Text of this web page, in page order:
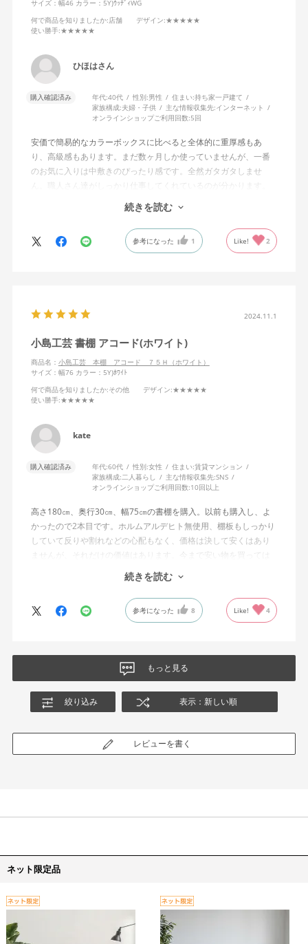
サイズ：幅46 カラー：5Y)ｳｯﾃﾞｨWG
何で商品を知りましたか:店舗 デザイン:★★★★★
使い勝手:★★★★★
ひほはさん
購入確認済み 年代:40代 性別:男性 住まい:持ち家一戸建て
家族構成:夫婦・子供 主な情報収集先:インターネット
オンラインショップご利用回数:5回
安価で簡易的なカラーボックスに比べると全体的に重厚感もあ
り、高級感もあります。まだ数ヶ月しか使っていませんが、一番
のお気に入りは中敷きのぴったり感です。全然ガタガタしませ
ん。職人さん達がしっかり仕事してくれているのが分かります。
色々なサイズで既に３個目の購入です。
また、中敷きも追加で注文できます。
商品は安くはないですが、その分一生使うつもりで購入しまし
た。
続きを読む
参考になった 1 Like! 2
2024.11.1
小島工芸 書棚 アコード(ホワイト)
商品名： 小島工芸 本棚 アコード ７５Ｈ（ホワイト）
サイズ：幅76 カラー：5Y)ﾎﾜｲﾄ
何で商品を知りましたか:その他 デザイン:★★★★★
使い勝手:★★★★★
kate
購入確認済み 年代:60代 性別:女性 住まい:賃貸マンション
家族構成:二人暮らし 主な情報収集先:SNS
オンラインショップご利用回数:10回以上
高さ180㎝、奥行30㎝、幅75㎝の書棚を購入。以前も購入し、よ
かったので2本目です。ホルムアルデヒト無使用、棚板もしっかり
していて反りや割れなどの心配もなく、価格は決して安くはあり
ませんが、それだけの価値はあります。今まで安い物を買っては
粗大ゴミにしてきたので、それはもうやめようと決意しての購
入。シマホネットで注文しましたが、組み立て済みで、部屋の中
の設置したい場所まで丁寧に運んでもらえて、その点も助かりま
した。
続きを読む
参考になった 8 Like! 4
もっと見る
絞り込み 表示：新しい順
レビューを書く
ネット限定品